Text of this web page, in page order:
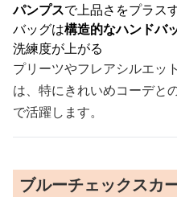
パンプスで上品さをプラス
バッグは構造的なハンドバ
洗練度が上がる
プリーツやフレアシルエッ
は、特にきれいめコーデと
で活躍します。
ブルーチェックスカ